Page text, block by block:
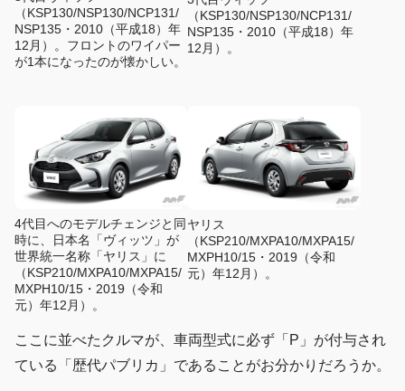
（KSP130/NSP130/NCP131/
NSP135・2010（平成18）年
12月）。フロントのワイパー
が1本になったのが懐かしい。
（KSP130/NSP130/NCP131/
NSP135・2010（平成18）年
12月）。
4代目へのモデルチェンジと同
時に、日本名「ヴィッツ」が
世界統一名称「ヤリス」に
（KSP210/MXPA10/MXPA15/
MXPH10/15・2019（令和
元）年12月）。
ヤリス
（KSP210/MXPA10/MXPA15/
MXPH10/15・2019（令和
元）年12月）。
ここに並べたクルマが、車両型式に必ず「P」が付与され
ている「歴代パブリカ」であることがお分かりだろうか。